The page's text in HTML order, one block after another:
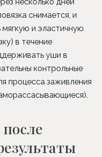
снимается, и
и эластичную
в течение
уши в
контрольные
процесса заживления